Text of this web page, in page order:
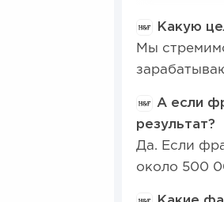
Какую
Мы
А если
результат?
Да. Если
около 500